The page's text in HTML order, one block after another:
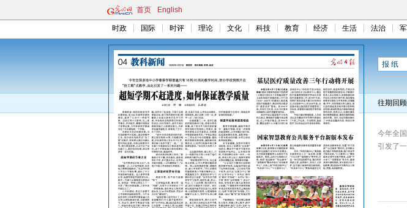
首页 English
时政 国际 时评 理论 文化 科技 教育 经济 生活 法治
报 纸
往期回顾
今年全
引发了